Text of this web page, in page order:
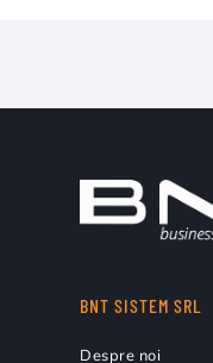
BNT SISTEM SRL
Despre noi